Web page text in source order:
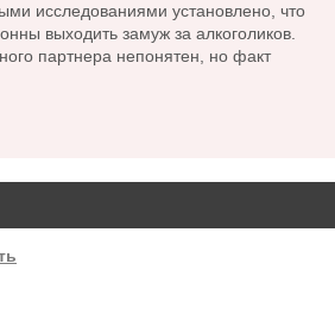
исследованиями установлено, что
выходить замуж за алкоголиков.
партнера непонятен, но факт